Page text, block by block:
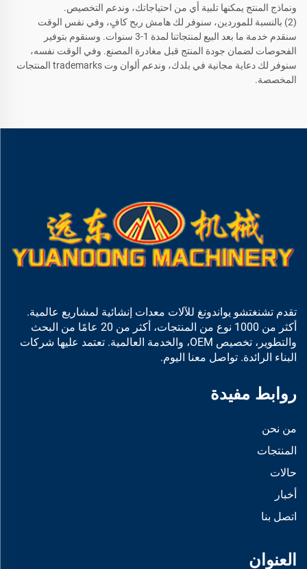
ونماذج المنتج يمكنها تلبية أي من احتياجاتك، وندعم التخصيص.
(2) بالنسبة للموردين، سنوفر لك هامش ربح كافٍ، وفي نفس الوقت
سنقدم خدمة ما بعد البيع لمنتجاتنا لمدة 1-3 سنوات. وسنقوم بتوفير
الفحوصات لضمان جودة المنتج قبل مغادرة المصنع. وفي الوقت نفسه،
سنوفر لك دعاية مجانية في بلدك، وندعم ألوان وت trademarks المنتجات
المخصصة.
تقدم تشنغتشو يواندونغ للآلات معدات إنشائية لمشاريع عالمية.
أكثر من 1000 نوع من المنتجات، أكثر من 20 عامًا من البحث
والتطوير، تخصيص OEM، والخدمة العالمية. تعتمد عليها شركات
البناء الرائدة. تواصل معنا اليوم.
روابط مفيدة
من نحن
المنتجات
حالات
أخبار
اتصل بنا
العنوان